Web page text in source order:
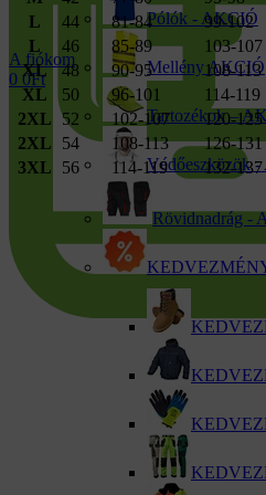
A fiókom
0 0Ft
Pólók - AKCIÓ
Mellény AKCIÓ
Tartozékok –
Védőeszközök
Rövidnadrág -
L
44 81-84 99-102
L
46 85-89 103-107
XL
48 90-95 108-113
XL
50 96-101 114-119
2XL 52 102-107 120-125
2XL
54 108-113 126-131
3XL
56 114-119 132-137